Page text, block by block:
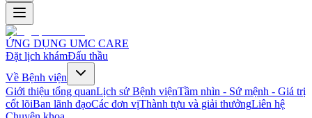
ỨNG DỤNG UMC CARE
Đặt lịch khámĐấu thầu
Về Bệnh viện
Giới thiệu tổng quanLịch sử Bệnh việnTầm nhìn - Sứ mệnh - Giá trị
cốt lõiBan lãnh đạoCác đơn vịThành tựu và giải thưởngLiên hệ